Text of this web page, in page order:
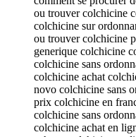
ou trouver colchicine
colchicine sur
ou trouver colchicine
generique colchicine
colchicine sans
colchicine achat
novo colchicine sans
prix colchicine en
colchicine sans
colchicine achat en